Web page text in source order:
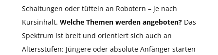
Schaltungen oder tüfteln an Robotern – je nach
Kursinhalt. Welche Themen werden angeboten? Das
Spektrum ist breit und orientiert sich auch an
Altersstufen: Jüngere oder absolute Anfänger starten